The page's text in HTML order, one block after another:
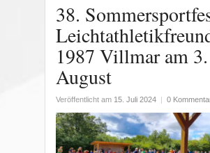
38.
1987 Villmar am
August
Veröffentlicht am 15. Juli 2024 0